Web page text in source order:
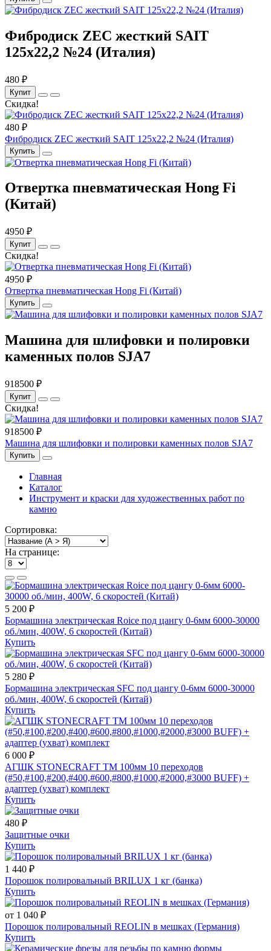
Фибродиск ZEC жесткий SAIT
125х22,2 №24 (Италия)
480 ₽
Купит
Скидка!
480 ₽
Фибродиск ZEC жесткий SAIT 125х22,2 №24 (Италия)
Купить
Отвертка пневматическая Hong Fi
(Китай)
4950 ₽
Купит
Скидка!
4950 ₽
Отвертка пневматическая Hong Fi (Китай)
Купить
Машина для шлифовки и полировки
каменных полов SJA7
918500 ₽
Купит
Скидка!
918500 ₽
Машина для шлифовки и полировки каменных полов SJA7
Купить
Главная
Каталог
Инструмент и краски для художественных работ по
камню
Сортировка:
На странице:
5 200 ₽
Бормашина электрическая Roice под цангу 0-6мм 6000-30000
об./мин, 400W, 6 скоростей (Китай)
Купить
5 280 ₽
Бормашина электрическая SFC под цангу 0-6мм 6000-30000
об./мин, 400W, 6 скоростей (Китай)
Купить
6 000 ₽
АГШК STONECRAFT TM 100мм 10 переходов
(#50,#100,#200,#400,#600,#800,#1000,#2000,#3000 BUFF) +
адаптер (ухват) комплект
Купить
480 ₽
Защитные очки
Купить
1 440 ₽
Порошок полировальный BRILUX 1 кг (банка)
Купить
от 1 040 ₽
Порошок полировальный REOLIN в мешках (Германия)
Купить